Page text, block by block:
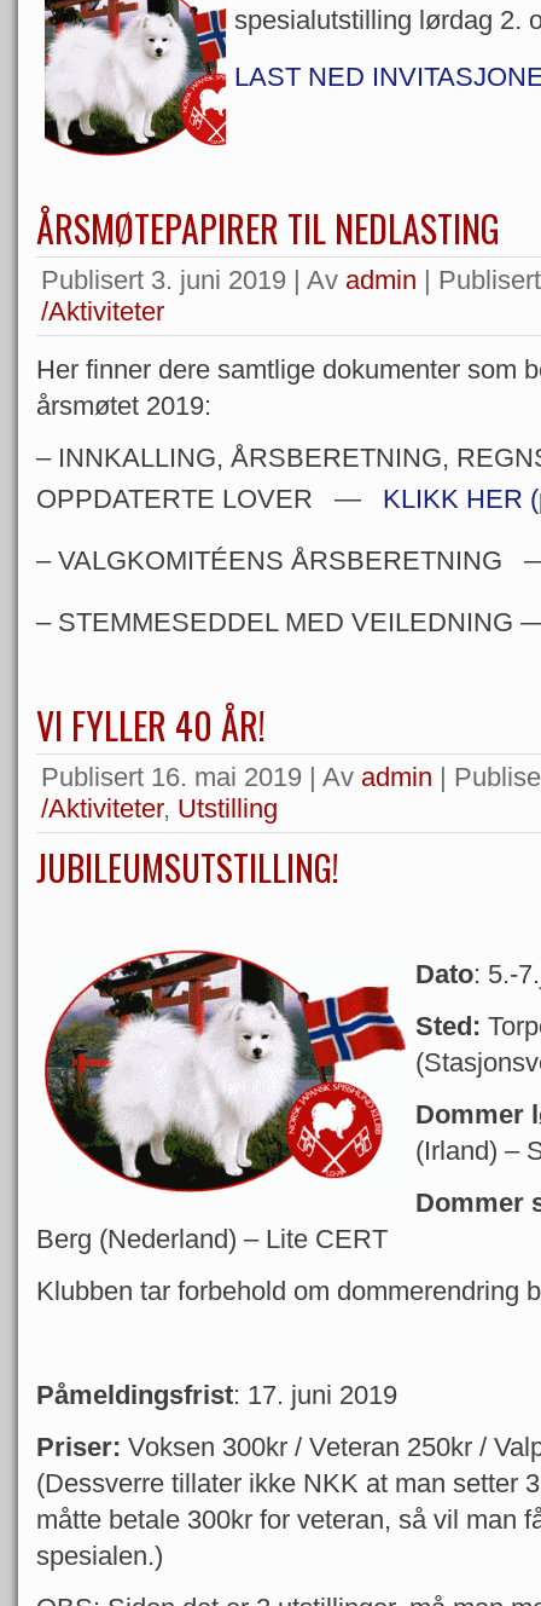
spesialutstilling lørdag 2.
LAST NED
ÅRSMØTEPAPIRER TIL NEDLASTING
Publisert 3. juni 2019 | Av admin |
/Aktiviteter
Her finner dere samtlige dokumenter som
årsmøtet 2019:
– INNKALLING, ÅRSBERETNING,
OPPDATERTE LOVER — KLIKK HER
– VALGKOMITÉENS
– STEMMESEDDEL MED
VI FYLLER 40 ÅR!
Publisert 16. mai 2019 | Av admin |
/Aktiviteter, Utstilling
JUBILEUMSUTSTILLING!
Dato: 5.-
Sted:
Dommer
(Irland) –
Dommer
Berg (Nederland) – Lite CERT
Klubben tar forbehold om dommerendring
Påmeldingsfrist: 17. juni 2019
Priser: Voksen 300kr / Veteran 250kr /
(Dessverre tillater ikke NKK at man setter
måtte betale 300kr for veteran, så vil man
spesialen.)